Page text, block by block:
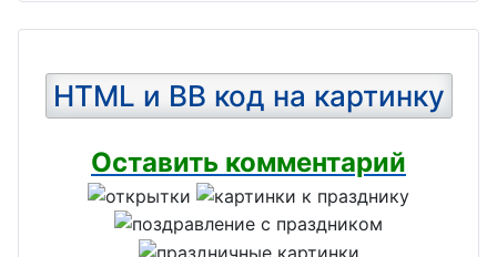
HTML и BB код на картинку
Оставить комментарий